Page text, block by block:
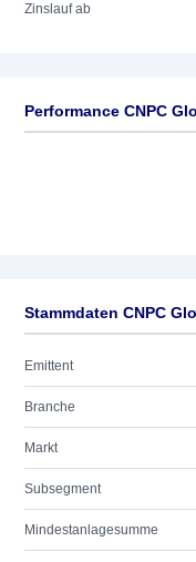
Zinslauf ab
Performance CNPC
Stammdaten CNPC
Emittent
Branche
Markt
Subsegment
Mindestanlagesumme